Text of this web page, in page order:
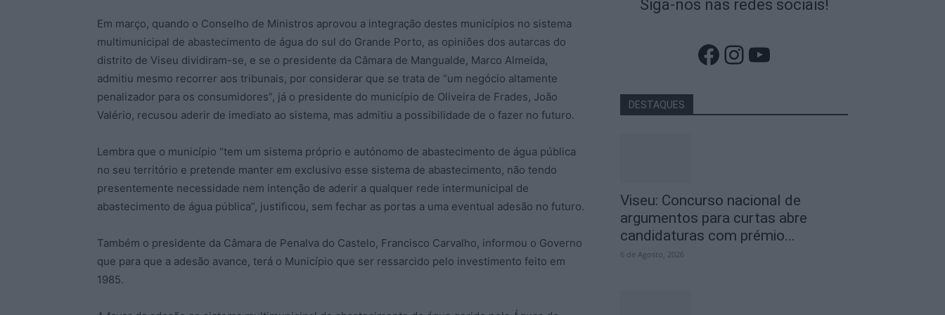
Em março, quando o Conselho de Ministros aprovou a integração destes municípios no sistema
multimunicipal de abastecimento de água do sul do Grande Porto, as opiniões dos autarcas do
distrito de Viseu dividiram-se, e se o presidente da Câmara de Mangualde, Marco Almeida,
admitiu mesmo recorrer aos tribunais, por considerar que se trata de “um negócio altamente
penalizador para os consumidores”, já o presidente do município de Oliveira de Frades, João
Valério, recusou aderir de imediato ao sistema, mas admitiu a possibilidade de o fazer no futuro.
Lembra que o município “tem um sistema próprio e autónomo de abastecimento de água pública
no seu território e pretende manter em exclusivo esse sistema de abastecimento, não tendo
presentemente necessidade nem intenção de aderir a qualquer rede intermunicipal de
abastecimento de água pública”, justificou, sem fechar as portas a uma eventual adesão no futuro.
Também o presidente da Câmara de Penalva do Castelo, Francisco Carvalho, informou o Governo
que para que a adesão avance, terá o Município que ser ressarcido pelo investimento feito em
1985.
Siga-nos nas redes sociais!
Facebook
Instagram
YouTube
DESTAQUES
Viseu: Concurso nacional de
argumentos para curtas abre
candidaturas com prémio...
6 de Agosto, 2026